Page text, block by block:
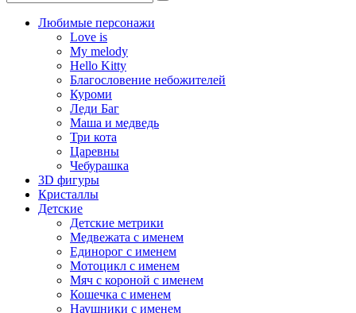
Любимые персонажи
Love is
My melody
Hello Kitty
Благословение небожителей
Куроми
Леди Баг
Маша и медведь
Три кота
Царевны
Чебурашка
3D фигуры
Кристаллы
Детские
Детские метрики
Медвежата с именем
Единорог с именем
Мотоцикл с именем
Мяч с короной с именем
Кошечка с именем
Наушники с именем